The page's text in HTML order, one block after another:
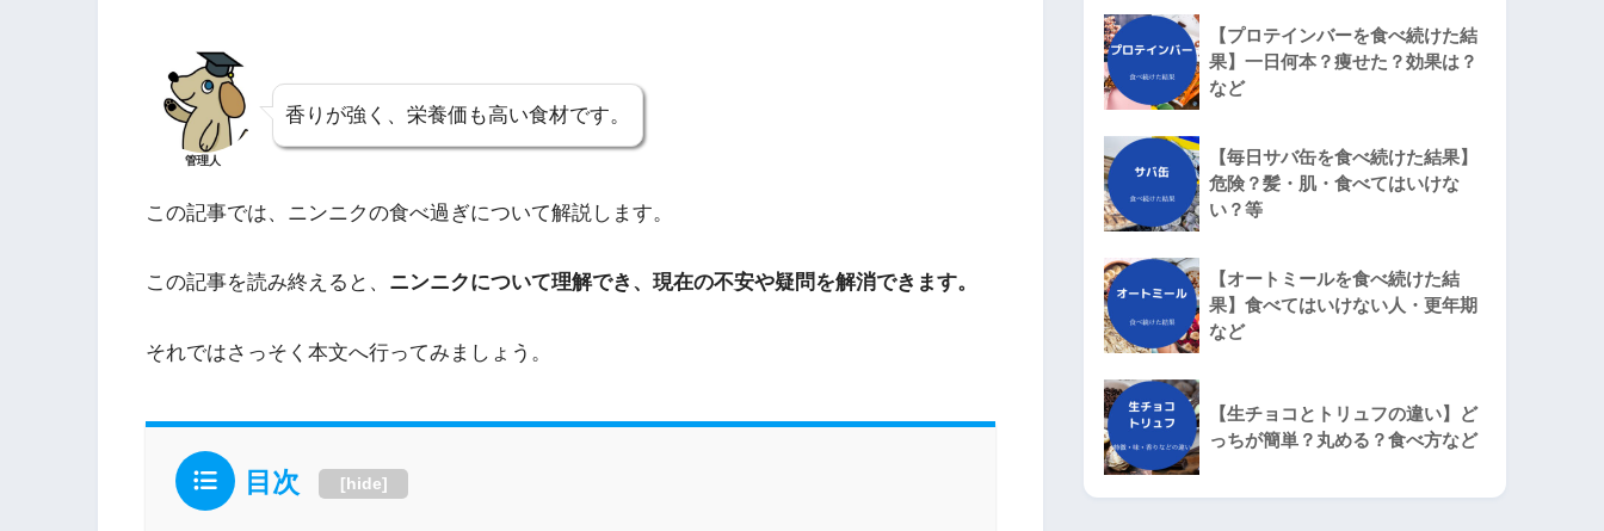
管理人
香りが強く、栄養価も高い食材です。
この記事では、ニンニクの食べ過ぎについて解説します。
この記事を読み終えると、 ニンニクについて理解でき、現在の不安や疑問を解消できます。
それではさっそく本文へ行ってみましょう。
目次 [hide]
【プロテインバーを食べ続けた結
果】一日何本？痩せた？効果は？
など
【毎日サバ缶を食べ続けた結果】
危険？髪・肌・食べてはいけな
い？等
【オートミールを食べ続けた結
果】食べてはいけない人・更年期
など
【生チョコとトリュフの違い】ど
っちが簡単？丸める？食べ方など